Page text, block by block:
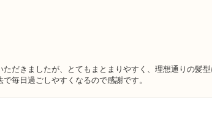
だきましたが、とてもまとまりやすく、理想通りの髪
毎日過ごしやすくなるので感謝です。